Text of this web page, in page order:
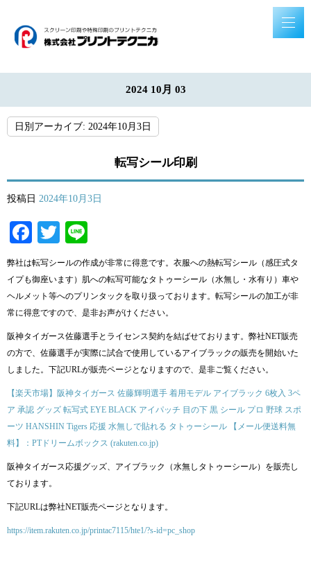
2024 10月 03
日別アーカイブ: 2024年10月3日
転写シール印刷
投稿日 2024年10月3日
Facebook
Twitter
弊社は転写シールの作成が非常に得意です。衣服への熱転写シール（感圧式タ
イプも御座います）肌への転写可能なタトゥーシール（水無し・水有り）車や
ヘルメット等へのプリンタックを取り扱っております。転写シールの加工が非
常に得意ですので、是非お声がけください。
阪神タイガース佐藤選手とライセンス契約を結ばせております。弊社NET販売
の方で、佐藤選手が実際に試合で使用しているアイブラックの販売を開始いた
しました。下記URLが販売ページとなりますので、是非ご覧ください。
【楽天市場】阪神タイガース 佐藤輝明選手 着用モデル アイブラック 6枚入 3ペ
ア 承認 グッズ 転写式 EYE BLACK アイパッチ 目の下 黒 シール プロ 野球 スポ
ーツ HANSHIN Tigers 応援 水無しで貼れる タトゥーシール 【メール便送料無
料】：PTドリームボックス (rakuten.co.jp)
阪神タイガース応援グッズ、アイブラック（水無しタトゥーシール）を販売し
ております。
下記URLは弊社NET販売ページとなります。
https://item.rakuten.co.jp/printac7115/hte1/?s-id=pc_shop